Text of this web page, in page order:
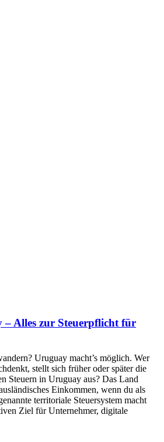
– Alles zur Steuerpflicht für
Uruguay macht’s möglich. Wer
stellt sich früher oder später die
Steuern in Uruguay aus? Das Land
Einkommen, wenn du als
territoriale Steuersystem macht
Ziel für Unternehmer, digitale